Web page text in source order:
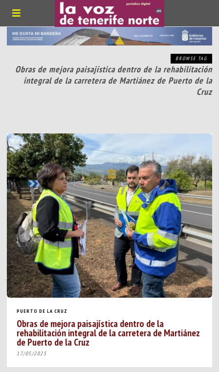
BROWSE TAG
Obras de mejora paisajística dentro de la rehabilitación
integral de la carretera de Martiánez de Puerto de la
Cruz
PUERTO DE LA CRUZ
Obras de mejora paisajística dentro de la
rehabilitación integral de la carretera de Martiánez
de Puerto de la Cruz
17/05/2025